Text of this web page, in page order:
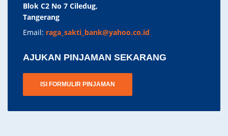
Blok C2 No 7 Ciledug,
Tangerang
Email: raga_sakti_bank@yahoo.co.id
AJUKAN PINJAMAN SEKARANG
ISI FORMULIR PINJAMAN